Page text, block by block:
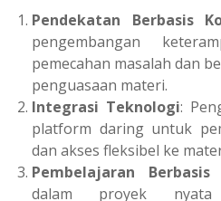
Pendekatan Berbasis
pengembangan
pemecahan masalah dan
penguasaan materi.
Integrasi Teknologi:
platform daring untuk
dan akses fleksibel ke
Pembelajaran Berbasis
dalam proyek nyata